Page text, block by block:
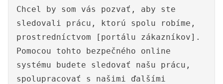
Chcel by som vás pozvať, aby ste
sledovali prácu, ktorú spolu robíme,
prostredníctvom [portálu zákazníkov].
Pomocou tohto bezpečného online
systému budete sledovať našu prácu,
spolupracovať s našimi ďalšími